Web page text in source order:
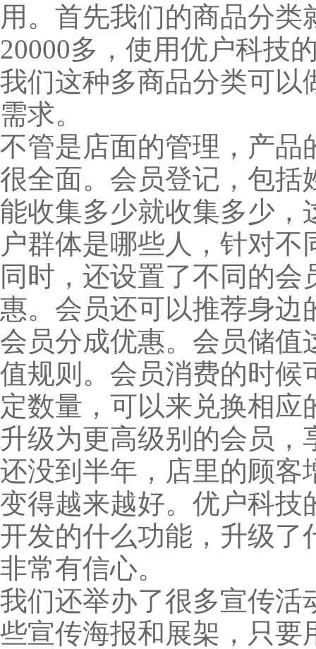
用。首先我们的商品分类
20000多，使用优户科技
我们这种多商品分类可以
需求。
不管是店面的管理，产品
很全面。会员登记，包括
能收集多少就收集多少，
户群体是哪些人，针对
同时，还设置了不同的
惠。会员还可以推荐身边
会员分成优惠。会员储值
值规则。会员消费的时候
定数量，可以来兑换相
升级为更高级别的会员
还没到半年，店里的顾客
变得越来越好。优户科技
开发的什么功能，升级了
非常有信心。
我们还举办了很多宣传活
些宣传海报和展架，只要